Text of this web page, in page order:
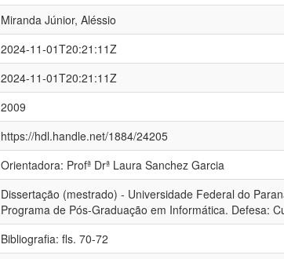
Miranda Júnior, Aléssio
2024-11-01T20:21:11Z
2024-11-01T20:21:11Z
2009
https://hdl.handle.net/1884/24205
Orientadora: Profª Drª Laura Sanchez Garcia
Dissertação (mestrado) - Universidade Federal do
Programa de Pós-Graduação em Informática. Defesa:
Bibliografia: fls. 70-72